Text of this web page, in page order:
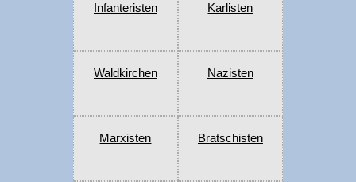
Infanteristen Karlisten
Waldkirchen Nazisten
Marxisten Bratschisten